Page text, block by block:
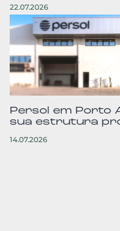
22.07.2026
Persol em Porto
sua estrutura
14.07.2026